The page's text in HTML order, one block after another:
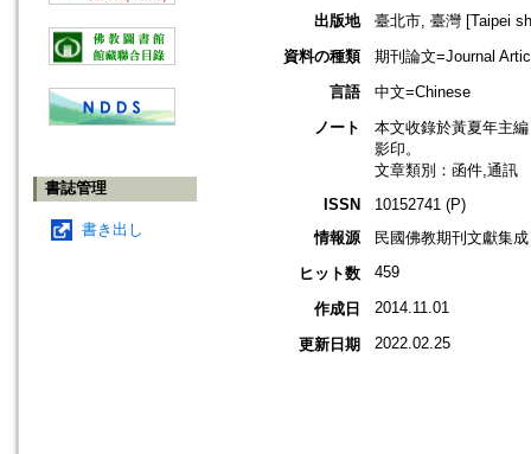
書誌管理
書き出し
出版地
臺北市, 臺灣 [Taipei
資料の種類
期刊論文=Journal
言語
中文=Chinese
ノート
本文收錄於黃夏年主
影印。
文章類別：函件,通訊
ISSN
10152741 (P)
情報源
民國佛教期刊文獻集
ヒット数
459
作成日 2014.11.01
更新日期 2022.02.25